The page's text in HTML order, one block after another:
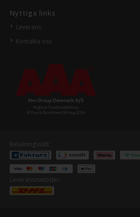
Nyttiga links
Leverans
Kontakta oss
Betalningssätt:
Leveransmetoder: